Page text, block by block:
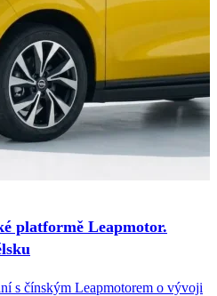
platformě Leapmotor.
s čínským Leapmotorem o vývoji